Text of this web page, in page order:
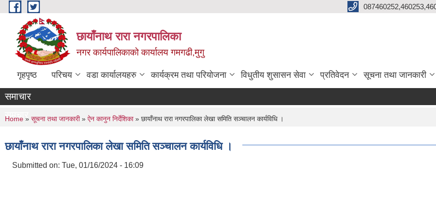
Skip to main content
छायाँनाथ रारा नगरपालिका
नगर कार्यपालिकाको कार्यालय गमगढी,मुगु
गृहपृष्ठ परिचय वडा कार्यालयहरु कार्यक्रम तथा परियोजना विधुतीय शुसासन सेवा प्रतिवेदन सूचना तथा जानकारी
समाचार
समचार
You are here
Home » सूचना तथा जानकारी» ऐन कानुन निर्देशिका» छायाँनाथ रारा नगरपालिका लेखा समिति सञ्चालन कार्यविधि ।
छायाँनाथ रारा नगरपालिका लेखा समिति सञ्चालन कार्यविधि ।
Submitted on: Tue, 01/16/2024 - 16:09